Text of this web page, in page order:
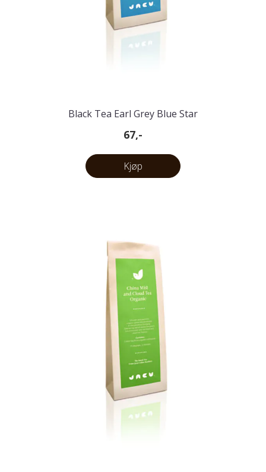
Black Tea Earl Grey Blue Star
67,-
Kjøp